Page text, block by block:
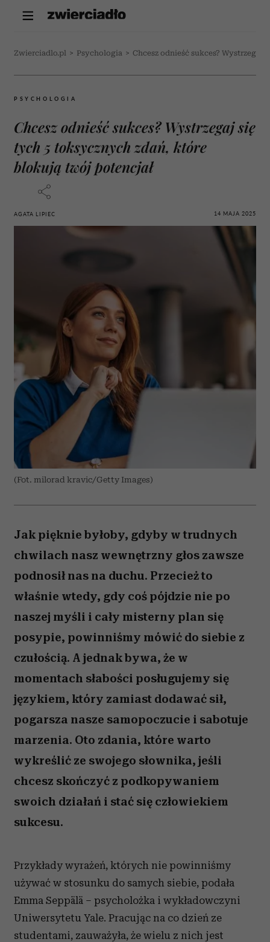
Zwierciadlo.pl > Psychologia > Chcesz odnieść sukces?
PSYCHOLOGIA
Chcesz odnieść sukces? Wystrzegaj się
tych 5 toksycznych zdań, które
blokują twój potencjał
AGATA LIPIEC 14 MAJA 2025
(Fot. milorad kravic/Getty Images)
Jak pięknie byłoby, gdyby w trudnych
chwilach nasz wewnętrzny głos zawsze
podnosił nas na duchu. Przecież to
właśnie wtedy, gdy coś pójdzie nie po
naszej myśli i cały misterny plan się
posypie, powinniśmy mówić do siebie z
czułością. A jednak bywa, że w
momentach słabości posługujemy się
językiem, który zamiast dodawać sił,
pogarsza nasze samopoczucie i sabotuje
marzenia. Oto zdania, które warto
wykreślić ze swojego słownika, jeśli
chcesz skończyć z podkopywaniem
swoich działań i stać się człowiekiem
sukcesu.
Przykłady wyrażeń, których nie powinniśmy
używać w stosunku do samych siebie, podała
Emma Seppälä – psycholożka i wykładowczyni
Uniwersytetu Yale. Pracując na co dzień ze
studentami, zauważyła, że wielu z nich jest